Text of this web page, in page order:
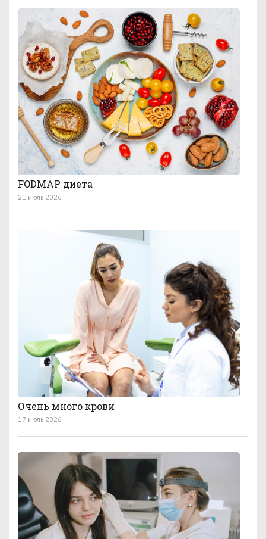
FODMAP диета
21 июль 2026
Очень много крови
17 июль 2026